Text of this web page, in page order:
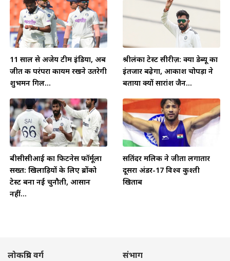
11 साल से अजेय टीम इंडिया, अब
जीत की परंपरा कायम रखने उतरेगी
शुभमन गिल...
श्रीलंका टेस्ट सीरीज़: क्या डेब्यू का
इंतजार बढ़ेगा, आकाश चोपड़ा ने
बताया क्यों सारांश जैन...
बीसीसीआई का फिटनेस फॉर्मूला
सख्त: खिलाड़ियों के लिए ब्रोंको
टेस्ट बना नई चुनौती, आसान
नहीं...
सतिंदर मलिक ने जीता लगातार
दूसरा अंडर-17 विश्व कुश्ती
खिताब
लोकप्रिय वर्ग संभाग